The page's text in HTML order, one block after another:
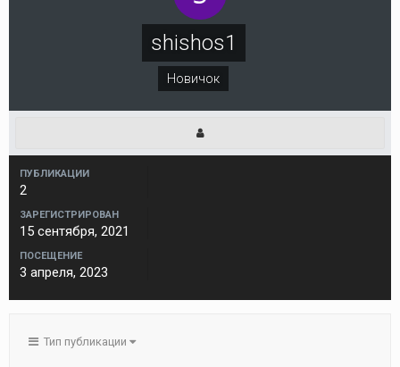
shishos1
Новичок
ПУБЛИКАЦИИ
2
ЗАРЕГИСТРИРОВАН
15 сентября, 2021
ПОСЕЩЕНИЕ
3 апреля, 2023
Тип публикации